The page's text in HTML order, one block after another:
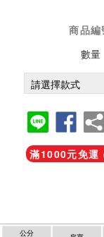
商品編
數量
滿1000元免運